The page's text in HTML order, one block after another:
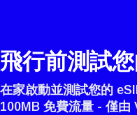
飛行前測試
在家啟動並測試您的
100MB 免費流量 - 僅由